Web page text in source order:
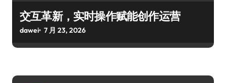
交互革新，实时操作赋能创作运营
dawei 7 月 23, 2026